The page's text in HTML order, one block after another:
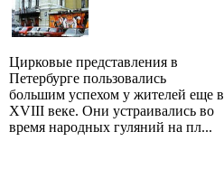
Цирковые представления в
Петербурге пользовались
большим успехом у жителей еще в
XVIII веке. Они устраивались во
время народных гуляний на пл...